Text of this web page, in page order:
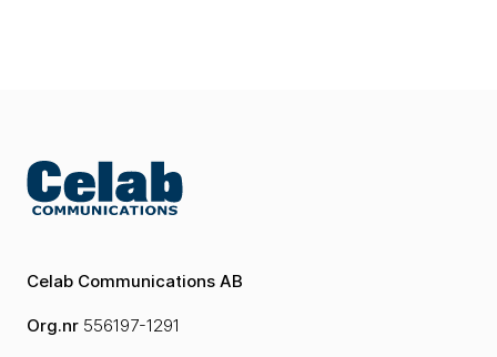
Celab Communications AB
Org.nr 556197-1291